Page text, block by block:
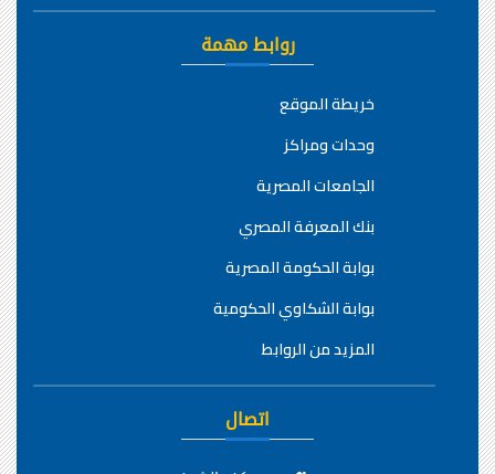
روابط مهمة
خريطة الموقع
وحدات ومراكز
الجامعات المصرية
بنك المعرفة المصري
بوابة الحكومة المصرية
بوابة الشكاوي الحكومية
المزيد من الروابط
اتصال